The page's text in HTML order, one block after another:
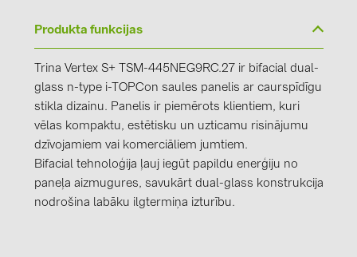
Produkta funkcijas
Trina Vertex S+ TSM-445NEG9RC.27 ir bifacial dual-
glass n-type i-TOPCon saules panelis ar caurspīdīgu
stikla dizainu. Panelis ir piemērots klientiem, kuri
vēlas kompaktu, estētisku un uzticamu risinājumu
dzīvojamiem vai komerciāliem jumtiem.
Bifacial tehnoloģija ļauj iegūt papildu enerģiju no
paneļa aizmugures, savukārt dual-glass konstrukcija
nodrošina labāku ilgtermiņa izturību.